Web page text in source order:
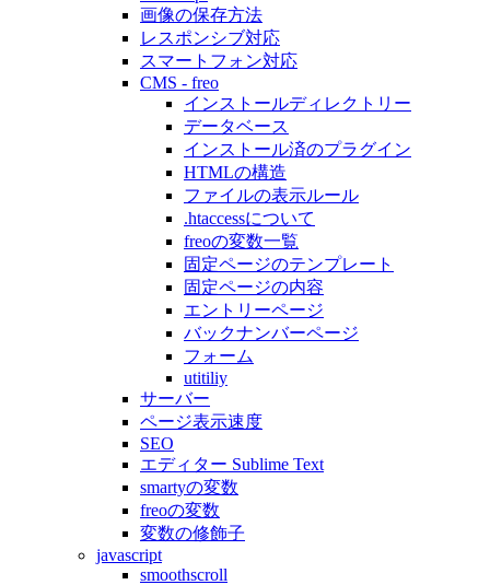
画像の保存方法
レスポンシブ対応
スマートフォン対応
CMS - freo
インストールディレクトリー
データベース
インストール済のプラグイン
HTMLの構造
ファイルの表示ルール
.htaccessについて
freoの変数一覧
固定ページのテンプレート
固定ページの内容
エントリーページ
バックナンバーページ
フォーム
utitiliy
サーバー
ページ表示速度
SEO
エディター Sublime Text
smartyの変数
freoの変数
変数の修飾子
javascript
smoothscroll